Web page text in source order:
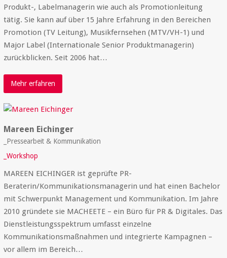
Produkt-, Labelmanagerin wie auch als Promotionleitung
tätig. Sie kann auf über 15 Jahre Erfahrung in den Bereichen
Promotion (TV Leitung), Musikfernsehen (MTV/VH-1) und
Major Label (Internationale Senior Produktmanagerin)
zurückblicken. Seit 2006 hat…
Mehr erfahren
Mareen Eichinger
_Pressearbeit & Kommunikation
_Workshop
MAREEN EICHINGER ist geprüfte PR-
Beraterin/Kommunikationsmanagerin und hat einen Bachelor
mit Schwerpunkt Management und Kommunikation. Im Jahre
2010 gründete sie MACHEETE – ein Büro für PR & Digitales. Das
Dienstleistungsspektrum umfasst einzelne
Kommunikationsmaßnahmen und integrierte Kampagnen –
vor allem im Bereich…